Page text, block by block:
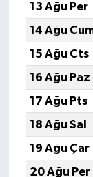
13 Ağu Per
14 Ağu
15 Ağu Cts
16 Ağu Paz
17 Ağu Pts
18 Ağu Sal
19 Ağu Çar
20 Ağu Per